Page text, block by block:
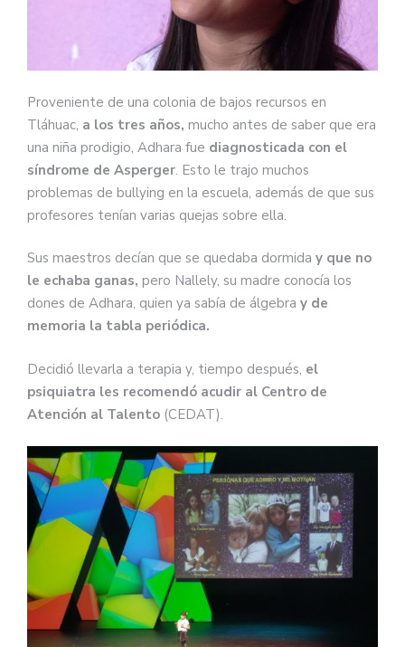
Proveniente de una colonia de bajos recursos en
Tláhuac, a los tres años, mucho antes de saber que era
una niña prodigio, Adhara fue diagnosticada con el
síndrome de Asperger. Esto le trajo muchos
problemas de bullying en la escuela, además de que sus
profesores tenían varias quejas sobre ella.
Sus maestros decían que se quedaba dormida y que no
le echaba ganas, pero Nallely, su madre conocía los
dones de Adhara, quien ya sabía de álgebra y de
memoria la tabla periódica.
Decidió llevarla a terapia y, tiempo después, el
psiquiatra les recomendó acudir al Centro de
Atención al Talento (CEDAT).